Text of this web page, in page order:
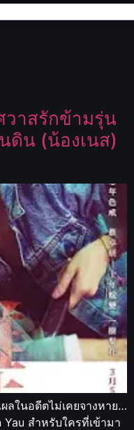
วาสรักข้ามรุ่น
ดิน (น้องเนส)
ลในอดีตไม่เคยจางหาย…
สำหรับใครที่เข้ามา